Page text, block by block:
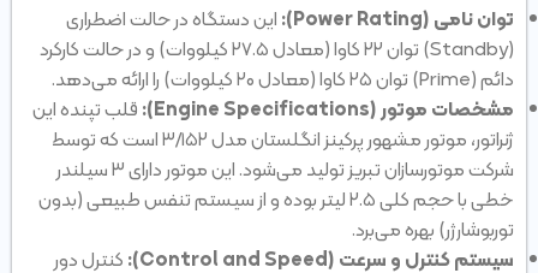
توان نامی (Power Rating):
این دستگاه در حالت اضطراری
(Standby) توان ۲۲ کاوا (معادل ۲۷.۵ کیلووات) و در حالت کارکرد
دائم (Prime) توان ۲۵ کاوا (معادل ۲۰ کیلووات) را ارائه می‌دهد.
مشخصات موتور (Engine Specifications):
قلب تپنده این
ژنراتور، موتور مشهور پرکینز انگلستان مدل ۳/۱۵۲ است که توسط
شرکت موتورسازان تبریز تولید می‌شود. این موتور دارای ۳ سیلندر
خطی با حجم کلی ۲.۵ لیتر بوده و از سیستم تنفس طبیعی (بدون
توربوشارژر) بهره می‌برد.
سیستم کنترل و سرعت (Control and Speed):
کنترل دور